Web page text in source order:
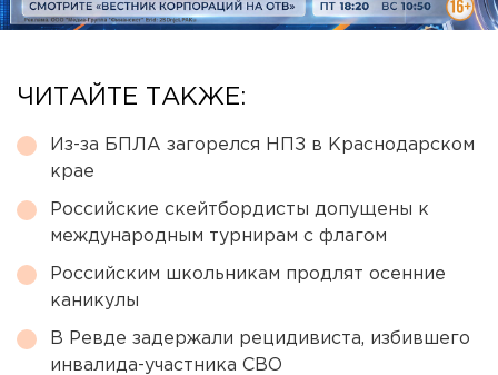
ЧИТАЙТЕ ТАКЖЕ:
Из-за БПЛА загорелся НПЗ в Краснодарском
крае
Российские скейтбордисты допущены к
международным турнирам с флагом
Российским школьникам продлят осенние
каникулы
В Ревде задержали рецидивиста, избившего
инвалида-участника СВО